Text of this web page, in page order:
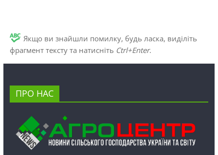
Якщо ви знайшли помилку, будь ласка, виділіть
фрагмент тексту та натисніть Ctrl+Enter.
ПРО НАС